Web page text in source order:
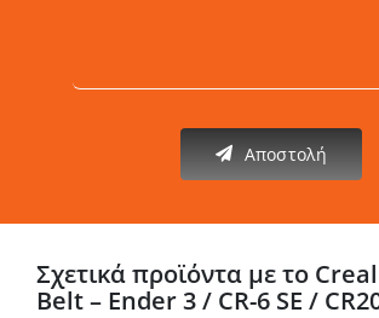
Αποστολή
Σχετικά προϊόντα με το
Belt – Ender 3 / CR-6 SE /